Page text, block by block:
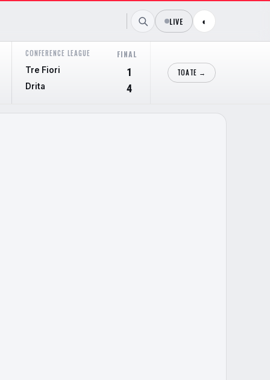
LIVE ◐
CONFERENCE LEAGUE FINAL
Tre Fiori 1
Drita 4
Hibernian
TOATE →